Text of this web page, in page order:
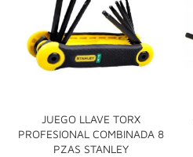
JUEGO LLAVE TORX
PROFESIONAL COMBINADA 8
PZAS STANLEY